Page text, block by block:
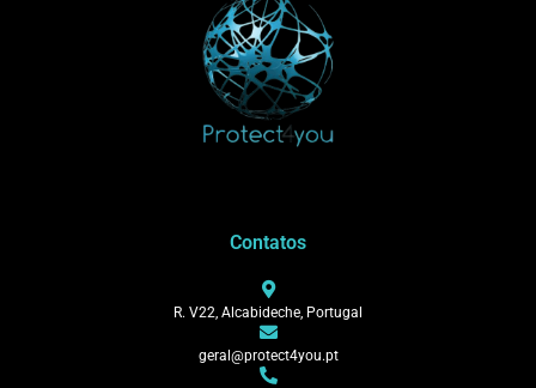
Contatos
R. V22, Alcabideche, Portugal
geral@protect4you.pt